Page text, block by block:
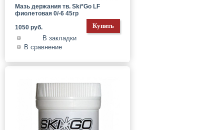
Мазь держания тв. Ski*Go LF
фиолетовая 0/-6 45гр
1050 руб.
В закладки
В сравнение